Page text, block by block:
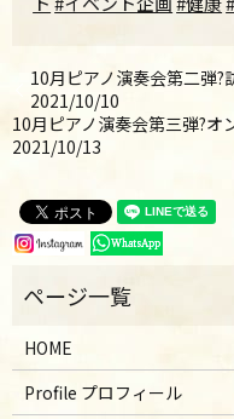
10月ピアノ演奏会第二
2021/10/10
10月ピアノ演奏会第三弾?
2021/10/13
HOME
Profile プロフィール